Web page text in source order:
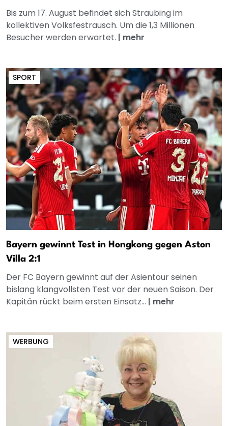
Bis zum 17. August befindet sich Straubing im
kollektiven Volksfestrausch. Um die 1,3 Millionen
Besucher werden erwartet. | mehr
SPORT
Bayern gewinnt Test in Hongkong gegen Aston
Villa 2:1
Der FC Bayern gewinnt auf der Asientour seinen
bislang klangvollsten Test vor der neuen Saison. Der
Kapitän rückt beim ersten Einsatz... | mehr
WERBUNG